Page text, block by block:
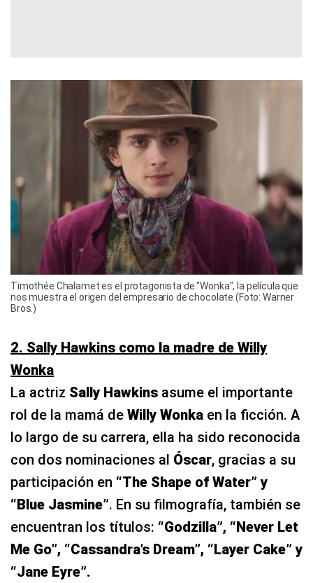
Timothée Chalamet es el protagonista de "Wonka", la película que
nos muestra el origen del empresario de chocolate (Foto: Warner
Bros.)
2. Sally Hawkins como la madre de Willy
Wonka
La actriz Sally Hawkins asume el importante
rol de la mamá de Willy Wonka en la ficción. A
lo largo de su carrera, ella ha sido reconocida
con dos nominaciones al Óscar, gracias a su
participación en “The Shape of Water” y
“Blue Jasmine”. En su filmografía, también se
encuentran los títulos: “Godzilla”, “Never Let
Me Go”, “Cassandra’s Dream”, “Layer Cake” y
“Jane Eyre”.